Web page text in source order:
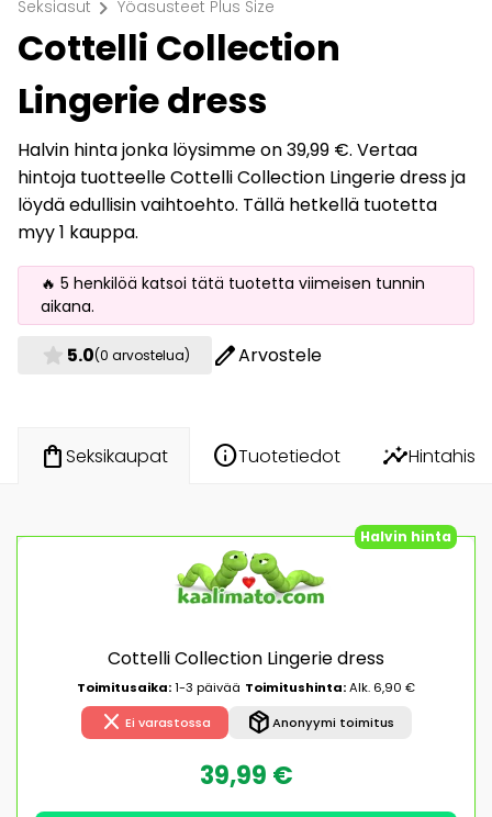
Seksiasut chevron_right Yöasusteet Plus Size
Cottelli Collection
Lingerie dress
Halvin hinta jonka löysimme on 39,99 €. Vertaa
hintoja tuotteelle Cottelli Collection Lingerie dress ja
löydä edullisin vaihtoehto. Tällä hetkellä tuotetta
myy 1 kauppa.
🔥 5 henkilöä katsoi tätä tuotetta viimeisen tunnin
aikana.
star 5.0(0 arvostelua) editArvostele
shopping_bagSeksikaupat infoTuotetiedot insights
Halvin hinta
Cottelli Collection Lingerie dress
Toimitusaika:1-3 päivää Toimitushinta:Alk. 6,90 €
close Ei varastossa package_2Anonyymi toimitus
39,99 €